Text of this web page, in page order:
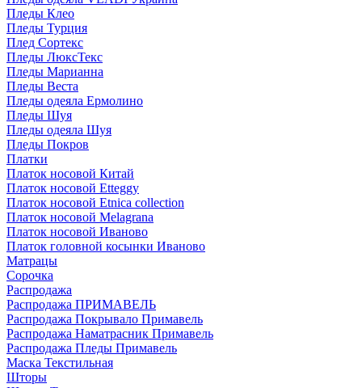
Пледы Клео
Пледы Турция
Плед Сортекс
Пледы ЛюксТекс
Пледы Марианна
Пледы Веста
Пледы одеяла Ермолино
Пледы Шуя
Пледы одеяла Шуя
Пледы Покров
Платки
Платок носовой Китай
Платок носовой Etteggy
Платок носовой Etnica collection
Платок носовой Melagrana
Платок носовой Иваново
Платок головной косынки Иваново
Матрацы
Сорочка
Распродажа
Распродажа ПРИМАВЕЛЬ
Распродажа Покрывало Примавель
Распродажа Наматрасник Примавель
Распродажа Пледы Примавель
Маска Текстильная
Шторы